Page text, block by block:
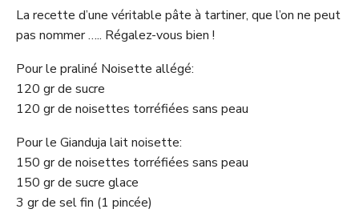
La recette d’une véritable pâte à tartiner, que l’on ne peut
pas nommer ….. Régalez-vous bien !
Pour le praliné Noisette allégé:
120 gr de sucre
120 gr de noisettes torréfiées sans peau
Pour le Gianduja lait noisette:
150 gr de noisettes torréfiées sans peau
150 gr de sucre glace
3 gr de sel fin (1 pincée)